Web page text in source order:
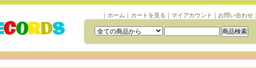
ホーム カートを見る マイアカウント お問い合わせ｜